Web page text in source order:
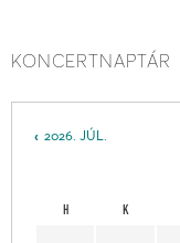
KONCERTNAPTÁR
2026. JÚL.
H K